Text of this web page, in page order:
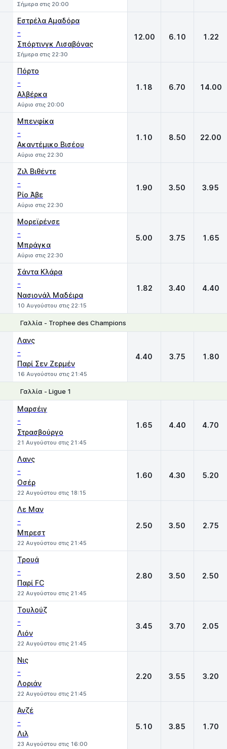
Σήμερα στις 20:00
Εστρέλα Αμαδόρα
-
Σπόρτινγκ Λισαβόνας
Σήμερα στις 22:30
12.00 6.10 1.22
Πόρτο
-
Αλβέρκα
Αύριο στις 20:00
1.18 6.70 14.00
Μπενφίκα
-
Ακαντέμικο Βισέου
Αύριο στις 22:30
1.10 8.50 22.00
Ζιλ Βιθέντε
-
Ρίο Άβε
Αύριο στις 22:30
1.90 3.50 3.95
Μορεϊρένσε
-
Μπράγκα
Αύριο στις 22:30
5.00 3.75 1.65
Σάντα Κλάρα
-
Νασιονάλ Μαδέιρα
10 Αυγούστου στις 22:15
1.82 3.40 4.40
Γαλλία - Trophee des Champions
Λανς
-
Παρί Σεν Ζερμέν
16 Αυγούστου στις 21:45
4.40 3.75 1.80
Γαλλία - Ligue 1
Μαρσέιγ
-
Στρασβούργο
21 Αυγούστου στις 21:45
1.65 4.40 4.70
Λανς
-
Οσέρ
22 Αυγούστου στις 18:15
1.60 4.30 5.20
Λε Μαν
-
Μπρεστ
22 Αυγούστου στις 21:45
2.50 3.50 2.75
Τρουά
-
Παρί FC
22 Αυγούστου στις 21:45
2.80 3.50 2.50
Τουλούζ
-
Λιόν
22 Αυγούστου στις 21:45
3.45 3.70 2.05
Νις
-
Λοριάν
22 Αυγούστου στις 21:45
2.20 3.55 3.20
Ανζέ
-
Λιλ
23 Αυγούστου στις 16:00
5.10 3.85 1.70